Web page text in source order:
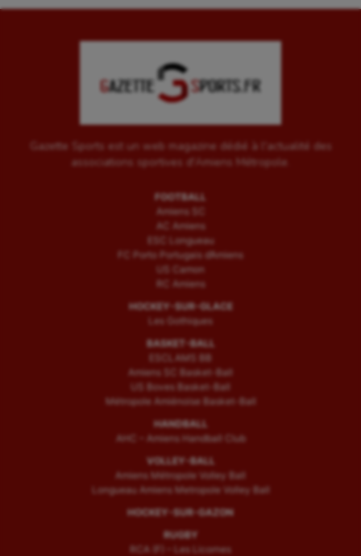
Gazette Sports est un web magazine dédié à l'actualité des
associations sportives d'Amiens Métropole.
FOOTBALL
Amiens SC
AC Amiens
ESC Longueau
FC Porto Portugais d’Amiens
US Camon
RC Amiens
HOCKEY-SUR-GLACE
Les Gothiques
BASKET-BALL
ESCLAMS BB
Amiens SC Basket-Ball
US Boves Basket-Ball
Métropole Amiénoise Basket-Ball
HANDBALL
AHC – Amiens Handball Club
VOLLEY-BALL
Amiens Métropole Volley Ball
Longueau Amiens Metropole Volley Ball
HOCKEY-SUR-GAZON
RUGBY
RCA (F) – Les Licornes